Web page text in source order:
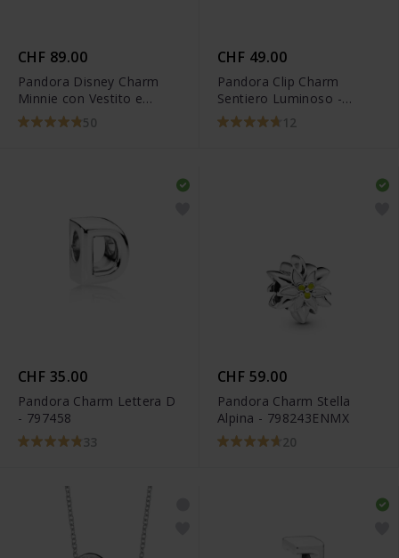
CHF 89.00
Pandora Disney Charm
Minnie con Vestito e
Fiocco a pois - 798880C02
50
CHF 49.00
Pandora Clip Charm
Sentiero Luminoso -
791972CZ 12
CHF 35.00
Pandora Charm Lettera D
- 797458
33
CHF 59.00
Pandora Charm Stella
Alpina - 798243ENMX
20